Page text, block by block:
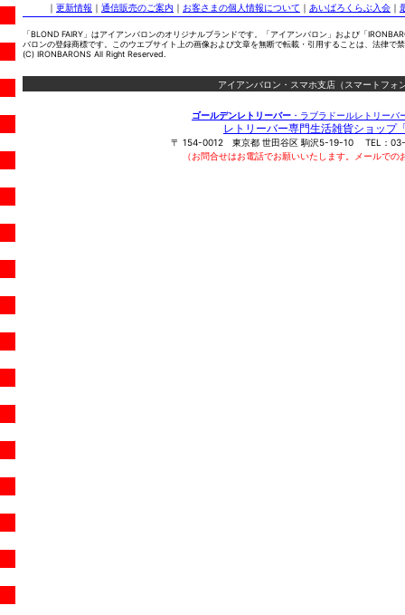
｜ 更新情報 ｜ 通信販売のご案内 ｜ お客さまの個人情報について ｜ あいばろくらぶ入会 ｜
「BLOND FAIRY」はアイアンバロンのオリジナルブランドです。「アイアンバロン」および「
バロンの登録商標です。このウエブサイト上の画像および文章を無断で転載・引用することは、法律で
(C) IRONBARONS All Right Reserved.
アイアンバロン・スマホ支店（スマートフォ
ゴールデンレトリーバー ・ラブラドールレトリー
レトリーバー専門生活雑貨ショップ
〒 154-0012 東京都 世田谷区 駒沢5-19-10 TEL：
（お問合せはお電話でお願いいたします。メールで